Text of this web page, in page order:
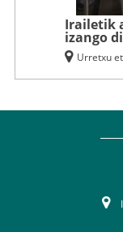
Irailetik
izango
Urretxu